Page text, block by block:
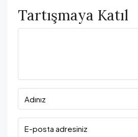
Tartışmaya Katıl